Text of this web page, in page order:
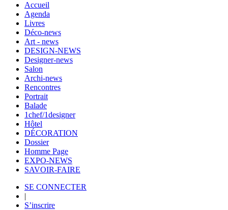
Accueil
Agenda
Livres
Déco-news
Art - news
DESIGN-NEWS
Designer-news
Salon
Archi-news
Rencontres
Portrait
Balade
1chef/1designer
Hôtel
DÉCORATION
Dossier
Homme Page
EXPO-NEWS
SAVOIR-FAIRE
SE CONNECTER
|
S’inscrire